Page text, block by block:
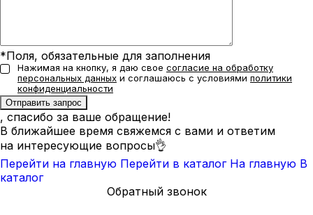
*Поля, обязательные для заполнения
Нажимая на кнопку, я даю свое согласие на обработку
персональных данных и соглашаюсь с условиями политики
конфиденциальности
, спасибо за ваше обращение!
В ближайшее время свяжемся с вами и ответим
на интересующие вопросы👌
Перейти на главную Перейти в каталог На главную В
каталог
Обратный звонок